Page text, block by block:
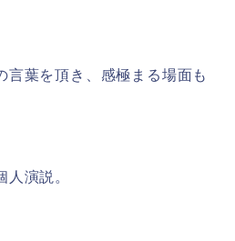
言葉を頂き、感極まる場面も
演説。